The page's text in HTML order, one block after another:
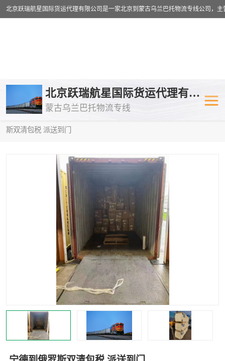
北京跃瑞航星国际货运代理有限公司
蒙古乌兰巴托物流专线
斯双清包税 派送到门
乌兰巴托物流专线 乌兰巴托铁
乌兰巴托公路运输
中欧班列
蒙古乌兰巴托双清包税
蒙古乌兰巴托空运专线
蒙古乌兰巴托汽运专线
中亚铁路运输